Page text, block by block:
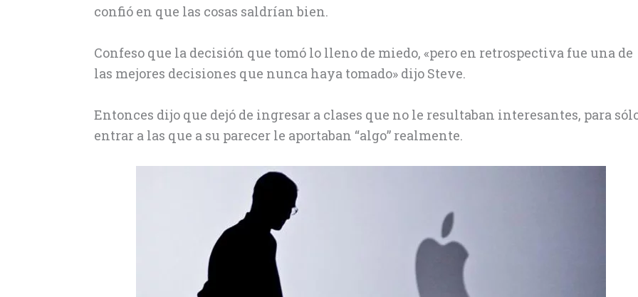
confió en que las cosas saldrían bien.
Confeso que la decisión que tomó lo lleno de miedo, «pero en retrospectiva fue una de
las mejores decisiones que nunca haya tomado» dijo Steve.
Entonces dijo que dejó de ingresar a clases que no le resultaban interesantes, para
entrar a las que a su parecer le aportaban “algo” realmente.